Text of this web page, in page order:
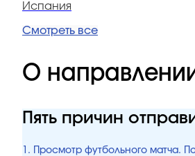
Испания
Смотреть все
О
Пять причин
1. Просмотр футбольного матча.